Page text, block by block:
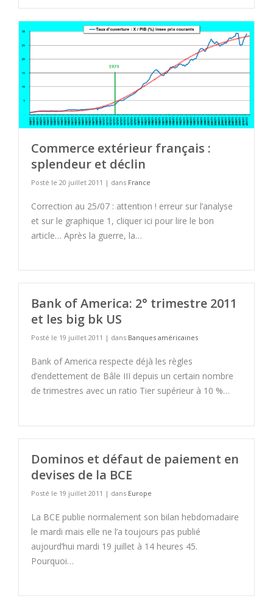
Commerce extérieur français :
splendeur et déclin
Posté le 20 juillet 2011 | dans France
Correction au 25/07 : attention ! erreur sur l’analyse
et sur le graphique 1, cliquer ici pour lire le bon
article… Après la guerre, la…
Bank of America: 2° trimestre 2011
et les big bk US
Posté le 19 juillet 2011 | dans Banques américaines
Bank of America respecte déjà les règles
d’endettement de Bâle III depuis un certain nombre
de trimestres avec un ratio Tier supérieur à 10 %…
Dominos et défaut de paiement en
devises de la BCE
Posté le 19 juillet 2011 | dans Europe
La BCE publie normalement son bilan hebdomadaire
le mardi mais elle ne l’a toujours pas publié
aujourd’hui mardi 19 juillet à 14 heures 45.
Pourquoi…